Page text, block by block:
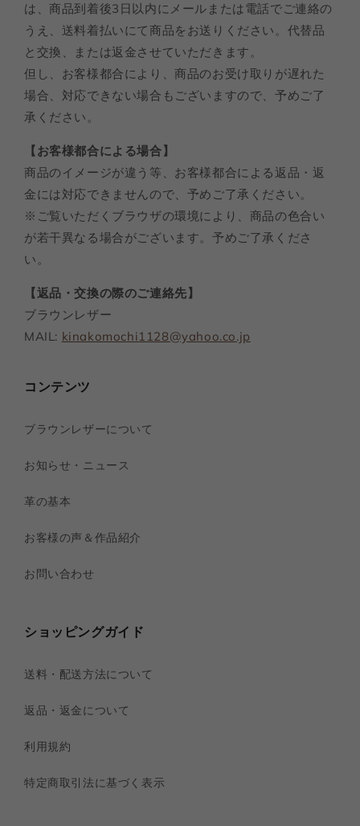
は、商品到着後3日以内にメールまたは電話でご連絡の
うえ、送料着払いにて商品をお送りください。代替品
と交換、または返金させていただきます。
但し、お客様都合により、商品のお受け取りが遅れた
場合、対応できない場合もございますので、予めご了
承ください。
【お客様都合による場合】
商品のイメージが違う等、お客様都合による返品・返
金には対応できませんので、予めご了承ください。
※ご覧いただくブラウザの環境により、商品の色合い
が若干異なる場合がございます。予めご了承くださ
い。
【返品・交換の際のご連絡先】
ブラウンレザー
MAIL: kinakomochi1128@yahoo.co.jp
コンテンツ
ブラウンレザーについて
お知らせ・ニュース
革の基本
お客様の声＆作品紹介
お問い合わせ
ショッピングガイド
送料・配送方法について
返品・返金について
利用規約
特定商取引法に基づく表示